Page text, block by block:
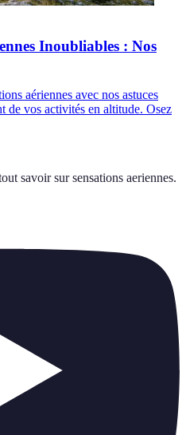
Inoubliables : Nos
aériennes avec nos astuces
de vos activités en altitude. Osez
savoir sur sensations aeriennes.